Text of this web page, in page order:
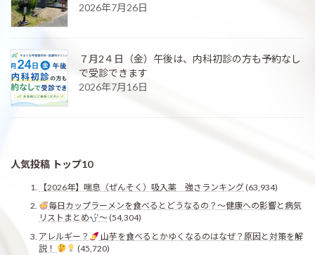
2026年7月26日
７月2４日（金）午後は、内科初診の方も予約なし
で受診できます
2026年7月16日
人気投稿 トップ10
【2026年】喘息（ぜんそく）吸入薬 強さランキング(63,934)
毎日カップラーメンを食べるとどうなるの？〜健康への影響と病気
リストまとめ
〜(54,304)
アレルギー？
山芋を食べるとかゆくなるのはなぜ？原因と対策を解
説！
(45,720)